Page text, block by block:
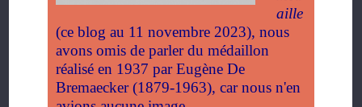
aille
(ce blog au 11 novembre 2023), nous
avons omis de parler du médaillon
réalisé en 1937 par Eugène De
Bremaecker (1879-1963), car nous n'en